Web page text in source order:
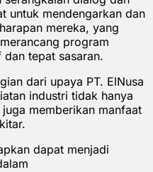
untuk mendengarkan dan
mereka, yang
program
tepat sasaran.
dari upaya PT. ElNusa
industri tidak hanya
memberikan manfaat
dapat menjadi